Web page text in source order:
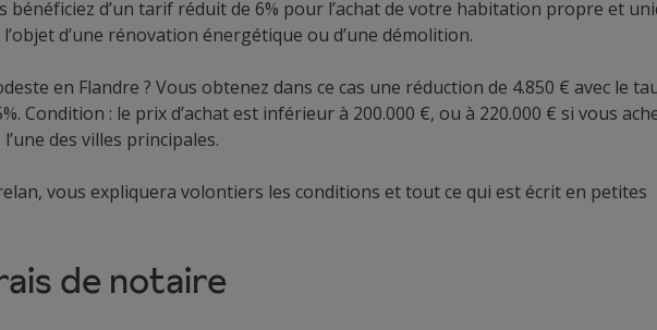
bénéficiez d’un tarif réduit de 6% pour l’achat de votre habitation propre et
d’une rénovation énergétique ou d’une démolition.
en Flandre ? Vous obtenez dans ce cas une réduction de 4.850 € avec le
Condition : le prix d’achat est inférieur à 200.000 €, ou à 220.000 € si vous
des villes principales.
vous expliquera volontiers les conditions et tout ce qui est écrit en petites
de notaire